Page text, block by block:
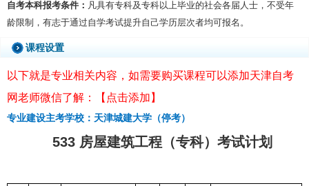
自考本科报考条件： 凡具有专科及专科以上毕业的社会各届人士，不受年
龄限制，有志于通过自学考试提升自己学历层次者均可报名。
课程设置
以下就是专业相关内容，如需要购买课程可以添加天津自考
网老师微信了解：【点击添加】
专业建设主考学校：天津城建大学（停考）
533 房屋建筑工程（专科）考试计划